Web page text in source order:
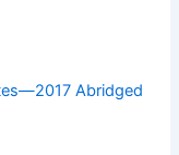
Abridged